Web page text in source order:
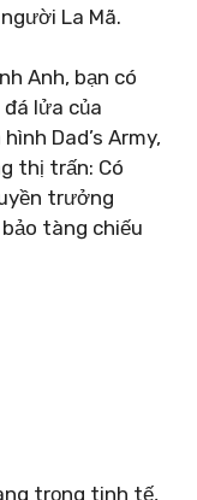
La Mã.
Anh, bạn có
lửa của
Dad’s Army,
thị trấn: Có
trưởng
tàng chiếu
trọng tinh tế,